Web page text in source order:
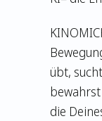
übt,
die